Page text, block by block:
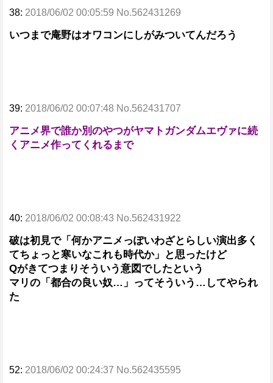
38: 2018/06/02 00:05:59 No.562431269
いつまで庵野はオワコンにしがみついてんだろう
39: 2018/06/02 00:07:48 No.562431707
アニメ界で誰か別のやつがヤマトガンダムエヴァに続
くアニメ作ってくれるまで
40: 2018/06/02 00:08:43 No.562431922
破は初見で「何かアニメっぽいわざとらしい演出多く
てちょっと寒いなこれも時代か」と思ったけど
Qがきてつまりそういう意図でしたという
マリの「都合の良い奴…」ってそういう…してやられ
た
52: 2018/06/02 00:24:37 No.562435595